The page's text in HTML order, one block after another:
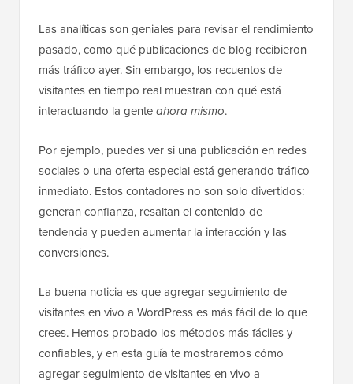
Las analíticas son geniales para revisar el rendimiento
pasado, como qué publicaciones de blog recibieron
más tráfico ayer. Sin embargo, los recuentos de
visitantes en tiempo real muestran con qué está
interactuando la genteahora mismo.
Por ejemplo, puedes ver si una publicación en redes
sociales o una oferta especial está generando tráfico
inmediato. Estos contadores no son solo divertidos:
generan confianza, resaltan el contenido de
tendencia y pueden aumentar la interacción y las
conversiones.
La buena noticia es que agregar seguimiento de
visitantes en vivo a WordPress es más fácil de lo que
crees. Hemos probado los métodos más fáciles y
confiables, y en esta guía te mostraremos cómo
agregar seguimiento de visitantes en vivo a